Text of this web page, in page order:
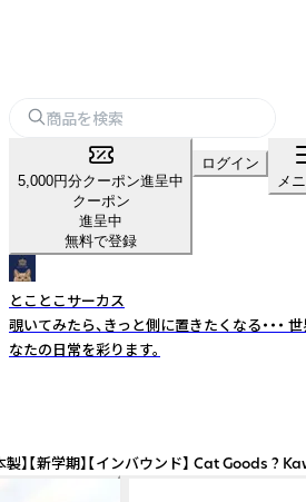
5,000円分クーポン進呈中
クーポン
進呈中
無料で登録
ログイン
メ
とことこサーカス
覗いてみたら、きっと側に置きたくなる・・・
なたの日常を彩ります。
本製】【新学期】【インバウンド】 Cat